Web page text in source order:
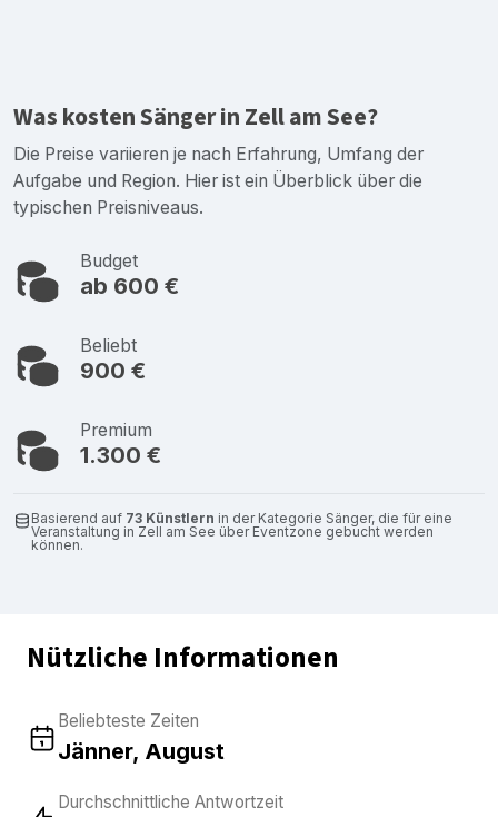
Was kosten Sänger in Zell am See?
Die Preise variieren je nach Erfahrung, Umfang der
Aufgabe und Region. Hier ist ein Überblick über die
typischen Preisniveaus.
Budget
ab 600 €
Beliebt
900 €
Premium
1.300 €
Basierend auf 73 Künstlern in der Kategorie Sänger, die für eine
Veranstaltung in Zell am See über Eventzone gebucht werden
können.
Nützliche Informationen
Beliebteste Zeiten
Jänner, August
Durchschnittliche Antwortzeit